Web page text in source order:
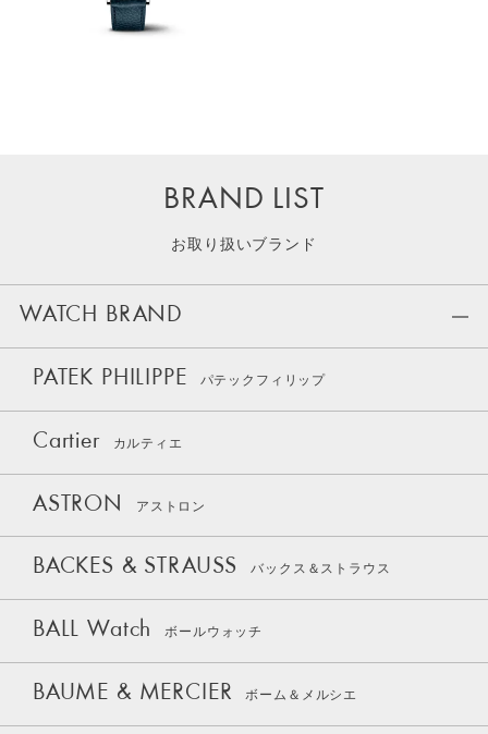
BRAND LIST
お取り扱いブランド
WATCH BRAND
PATEK PHILIPPE パテックフィリップ
Cartier カルティエ
ASTRON アストロン
BACKES & STRAUSS バックス＆ストラウス
BALL Watch ボールウォッチ
BAUME & MERCIER ボーム＆メルシエ